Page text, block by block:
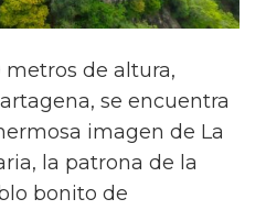
metros de altura,
se encuentra
imagen de La
la patrona de la
bonito de